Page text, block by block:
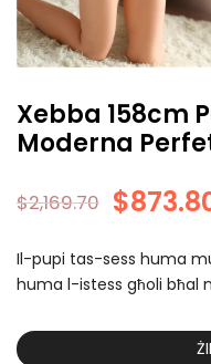
Xebba 158cm
Moderna
$2,169.70 $
Il-pupi tas-sess huma
huma l-istess għoli bħal